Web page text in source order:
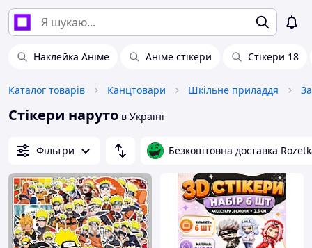
Наклейка Аніме Аніме стікери Стікери 18
Каталог товарів Канцтовари Шкільне приладдя
Стікери наруто в Україні
Фільтри Безкоштовна доставка